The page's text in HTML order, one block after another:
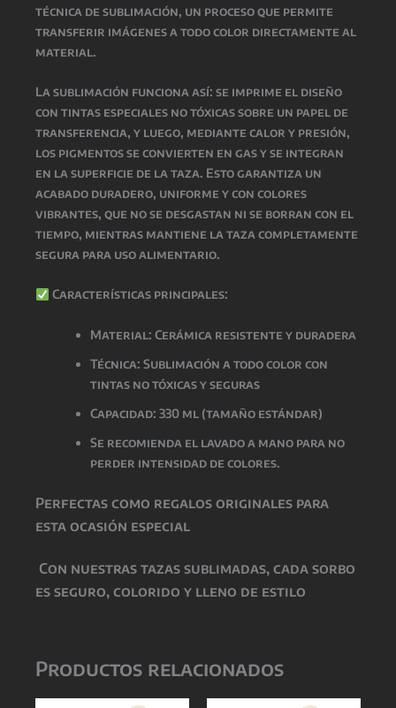
técnica de sublimación, un proceso que permite
transferir imágenes a todo color directamente al
material.
La sublimación funciona así: se imprime el diseño
con tintas especiales no tóxicassobre un papel de
transferencia, y luego, mediante calor y presión,
los pigmentos se convierten en gas y se integran
en la superficie de la taza. Esto garantiza un
acabado duradero, uniforme y con colores
vibrantes, que no se desgastan ni se borran con el
tiempo, mientras mantiene la taza completamente
segura para uso alimentario.
Características principales:
Material: Cerámica resistente y duradera
Técnica: Sublimación a todo color con
tintas no tóxicas y seguras
Capacidad: 330 ml (tamaño estándar)
Se recomienda el lavado a mano para no
perder intensidad de colores.
Perfectas como regalos originales para
esta ocasión especial
Con nuestras tazas sublimadas, cada sorbo
es seguro, colorido y lleno de estilo
Productos relacionados